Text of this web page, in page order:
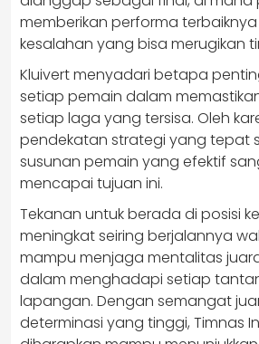
memberikan performa
kesalahan yang bisa merugikan
Kluivert menyadari betapa
setiap pemain dalam
setiap laga yang tersisa. Oleh
pendekatan strategi yang tepat
susunan pemain yang efektif
mencapai tujuan ini.
Tekanan untuk berada di posisi
meningkat seiring berjalannya
mampu menjaga mentalitas
dalam menghadapi setiap
lapangan. Dengan semangat
determinasi yang tinggi, Timnas